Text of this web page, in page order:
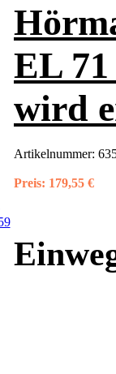
EL
wird
Artikelnummer:
Preis: 179,55 €